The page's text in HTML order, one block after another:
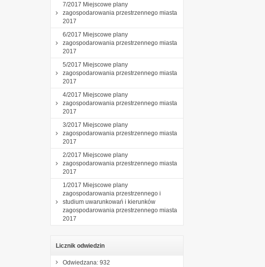
7/2017 Miejscowe plany
zagospodarowania przestrzennego miasta
2017
6/2017 Miejscowe plany
zagospodarowania przestrzennego miasta
2017
5/2017 Miejscowe plany
zagospodarowania przestrzennego miasta
2017
4/2017 Miejscowe plany
zagospodarowania przestrzennego miasta
2017
3/2017 Miejscowe plany
zagospodarowania przestrzennego miasta
2017
2/2017 Miejscowe plany
zagospodarowania przestrzennego miasta
2017
1/2017 Miejscowe plany
zagospodarowania przestrzennego i
studium uwarunkowań i kierunków
zagospodarowania przestrzennego miasta
2017
Licznik odwiedzin
Odwiedzana: 932